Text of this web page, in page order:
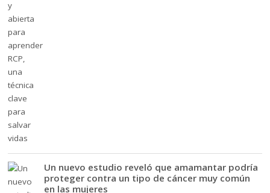
Un nuevo estudio reveló que amamantar podría
proteger contra un tipo de cáncer muy común
en las mujeres